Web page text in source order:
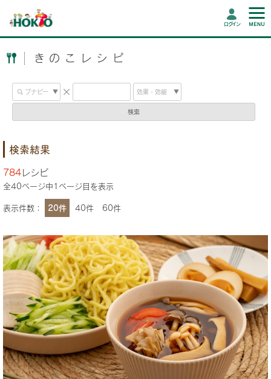
ログイン
きのこレシピ
検索
検索結果
784レシピ
全40ページ中1 ページ目を表示
表示件数： 20件 40件 60件